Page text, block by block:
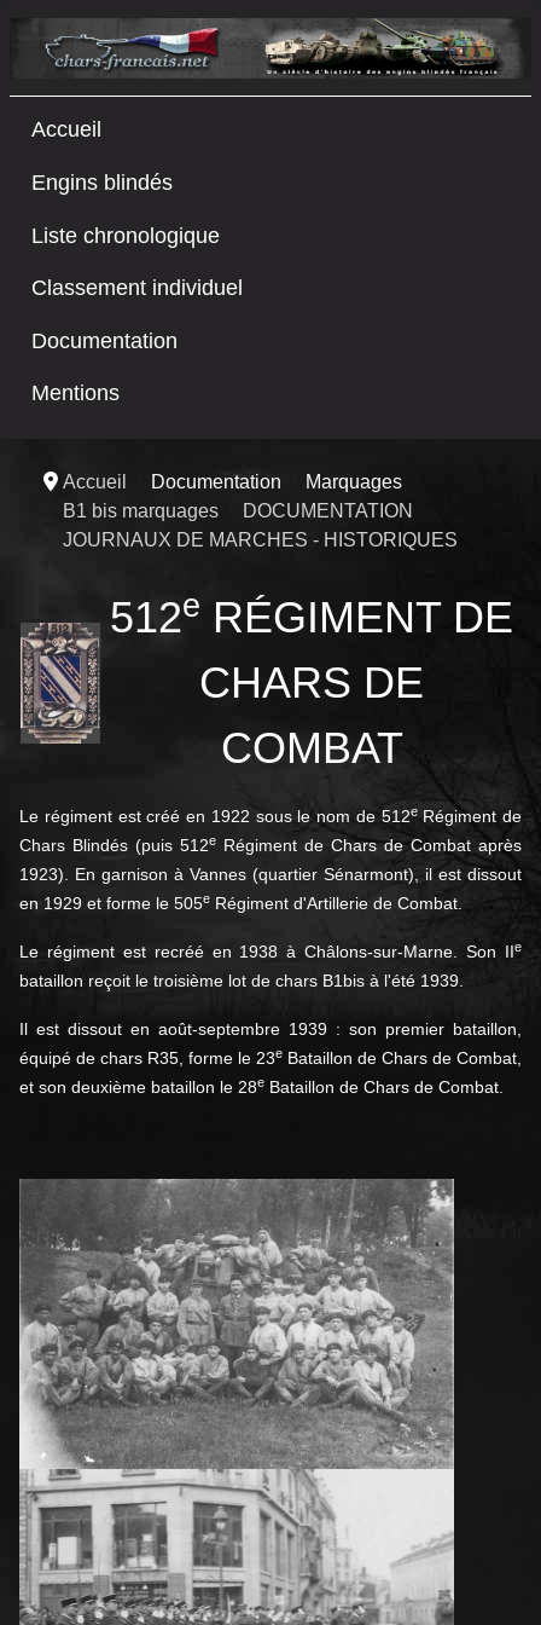
Accueil
Engins blindés
Liste chronologique
Classement individuel
Documentation
Mentions
Accueil Documentation
Marquages
B1 bis marquages
DOCUMENTATION
JOURNAUX DE MARCHES - HISTORIQUES
512e RÉGIMENT DE
CHARS DE
COMBAT
Le régiment est créé en 1922 sous le nom de 512eRégiment de
Chars Blindés (puis 512e Régiment de Chars de Combat après
1923). En garnison à Vannes (quartier Sénarmont), il est dissout
en 1929 et forme le 505e Régiment d'Artillerie de Combat
Le régiment est recréé en 1938 à Châlons-sur-Marne. Son IIe
bataillon reçoit le troisième lot de chars B1bis à l'été 1939
Il est dissout en août-septembre 1939 : son premier bataillon,
équipé de chars R35, forme le 23e Bataillon de Chars de Combat,
et son deuxième bataillon le 28e Bataillon de Chars de Combat.